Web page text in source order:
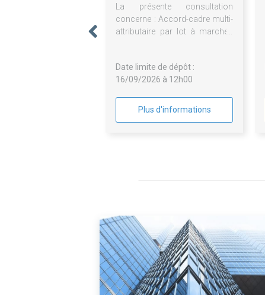
La présente consultation
concerne : Accord-cadre multi-
attributaire par lot à marchés
d'oeuvre relatives à la
rénovation bâtimentaire des
de rénovation des collèges du
Département du Var.
Date limite de dépôt :
16/09/2026 à 12h00
Plus d'informations